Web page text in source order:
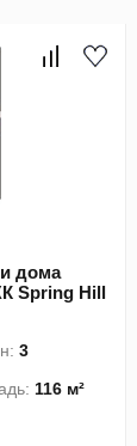
дома
Spring Hill
3
116 м²